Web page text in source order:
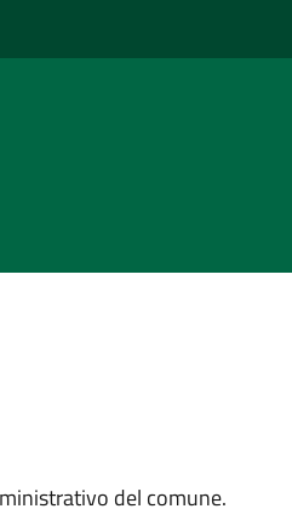
del comune.